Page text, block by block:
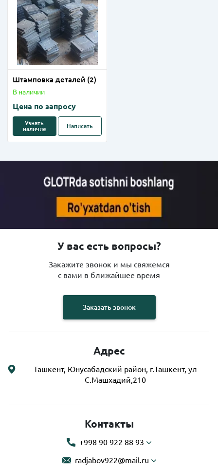
Штамповка деталей (2)
В наличии
Цена по запросу
Узнать
наличие
Написать
У вас есть вопросы?
Закажите звонок и мы свяжемся
с вами в ближайшее время
Заказать звонок
Адрес
Ташкент, Юнусабадский район, г.Ташкент, ул
С.Машхадий,210
Контакты
+998 90 922 88 93
radjabov922@mail.ru